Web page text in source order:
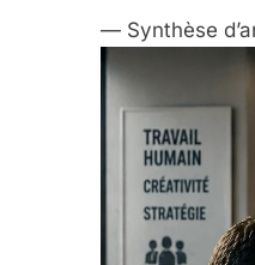
— Synthèse